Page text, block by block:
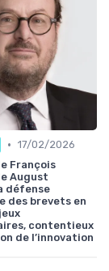
• 17/02/2026
François
August
défense
des brevets en
contentieux
de l’innovation